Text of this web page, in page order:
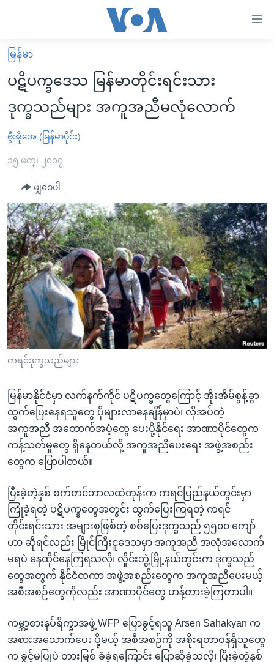
လွယ်ကူ
စေ
Link
များ
ပင်မ
ကျော်
ကြည့်
ရန်
ပင်မ
အ
ညွန်း
စာမျက်နှာ
သို့
ကျော်
ကြည့်
ရှာဖွေ
ရန်
နေရာ
သို့
ကျော်
မူလစာမျက်နှာ
မြန်မာ
ကမ္ဘာ့သတင်းများ
နိုင်ငံတကာ
အစ္စရေး-ပါလက်စတိုင်း
ဗွီဒီယို
အင်္ဂလိပ်စာလေ့လာမယ်
အမေရိကန်သုံးအီဒီယံ
မကြေးမုံရဲ့ အင်္ဂလိပ်စာ
ရုပ်ရှင်ထဲက အင်္ဂလိပ်စာ
သုတပဒေသာ အင်္ဂလိပ်စာ
အပတ်စဉ်ကဏ္ဍများ
ရေဒီယို
တီဗွီ
ရေဒီယိုနှင့်ရုပ်သံ အချက်အလက်များ
ရေဒီယို/တီဗွီအစီအစဉ်
Learning English
ဗွီအိုအေ လူမှုကွန်ယက်များ
ဘာသာစကားများ
မြန်မာ
ပဋိပက္ခဒေသ မြန်မာတိုင်းရင်းသား
ဒုက္ခသည်များ အကူအညီမလုံလောက်
ဗွီအိုအေ (မြန်မာပိုင်း)
၁၅ မတ္၊ ၂၀၁၇
မျှဝေပါ
ကရင်ဒုက္ခသည်များ
မြန်မာနိုင်ငံမှာ လက်နက်ကိုင် ပဋိပက္ခတွေကြောင့် အိုးအိမ်စွန့်ခွာ
ထွက်ပြေးနေရသူတွေ ပိုများလာနေချိန်မှာပဲ၊ လိုအပ်တဲ့
အကူအညီ အထောက်အပံ့တွေ ပေးပို့နိုင်ရေး အာဏာပိုင်တွေက
ကန့်သတ်မှုတွေ ရှိနေတယ်လို့ အကူအညီပေးရေး အဖွဲ့အစည်း
တွေက ပြောပါတယ်။
ပြီးခဲ့တဲ့နှစ် စက်တင်ဘာလထဲတုန်းက ကရင်ပြည်နယ်တွင်းမှာ
ကြုံခဲ့ရတဲ့ ပဋိပက္ခတွေအတွင်း ထွက်ပြေးကြရတဲ့ ကရင်
တိုင်းရင်းသား အများစုဖြစ်တဲ့ စစ်ပြေးဒုက္ခသည် ၅၅၀၀ ကျော်
ဟာ ဆိုရင်လည်း မြိုင်ကြီးငူဒေသမှာ အကူအညီ အလုံအလောက်
မရပဲ နေထိုင်နေကြရသလို၊ လှိုင်းဘွဲ့မြို့နယ်တွင်းက ဒုက္ခသည်
တွေအတွက် နိုင်ငံတကာ အဖွဲ့အစည်းတွေက အကူအညီပေးမယ့်
အစီအစဉ်တွေကိုလည်း အာဏာပိုင်တွေ ဟန့်တားခဲ့ကြတာပါ။
ကမ္ဘာ့စားနပ်ရိက္ခာအဖွဲ့ WFP ပြောခွင့်ရသူ Arsen Sahakyan က
အစားအသောက်ပေး ပို့မယ့် အစီအစဉ်ကို အစိုးရတာဝန်ရှိသူတွေ
က ခွင့်မပြုပဲ တားမြစ် ခံခဲ့ရကြောင်း ပြောဆိုခဲ့သလို၊ ပြီးခဲ့တဲ့နှစ်